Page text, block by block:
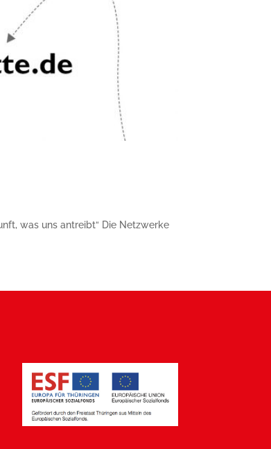
was uns antreibt“ Die Netzwerke